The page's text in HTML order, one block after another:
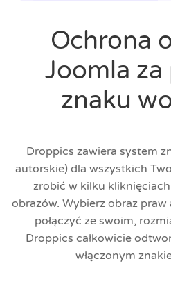
Ochrona
Joomla
znaku
Droppics zawiera system
autorskie) dla wszystkich
zrobić w kilku
obrazów. Wybierz obraz
połączyć ze swoim,
Droppics całkowicie
włączonym